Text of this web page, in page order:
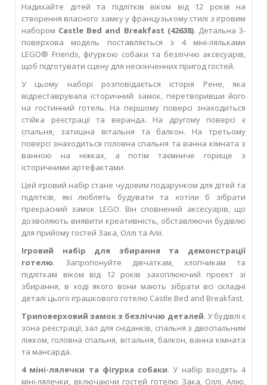
Надихайте дітей та підлітків віком від 12 років на
створення власного замку у французькому стилі з ігровим
набором Castle Bed and Breakfast (42638). Детальна 3-
поверхова модель поставляється з 4 міні-ляльками
LEGO® Friends, фігуркою собаки та безліччю аксесуарів,
щоб підготувати сцену для нескінченних пригод гостей.
У цьому наборі розповідається історія Рене, яка
відреставрувала історичний замок, перетворивши його
на гостинний готель. На першому поверсі знаходиться
стійка реєстрації та веранда. На другому поверсі є
спальня, затишна вітальня та балкон. На третьому
поверсі знаходиться головна спальня та ванна кімната з
ванною на ніжках, а потім таємниче горище з
історичними артефактами.
Цей ігровий набір стане чудовим подарунком для дітей та
підлітків, які люблять будувати та хотіли б зібрати
прекрасний замок LEGO. Він сповнений аксесуарів, що
дозволяють виявити креативність, обставляючи будівлю
для прийому гостей Зака, Оллі та Алії.
Ігровий набір для збирання та демонстрації
готелю. Запропонуйте дівчаткам, хлопчикам та
підліткам віком від 12 років захоплюючий проект зі
збирання, в ході якого вони мають зібрати всі складні
деталі цього іграшкового готелю Castle Bed and Breakfast.
Триповерховий замок з безліччю деталей. У будівлі є
зона реєстрації, зал для сніданків, спальня з двоспальним
ліжком, головна спальня, вітальня, балкон, ванна кімната
та мансарда.
4 міні-лялечки та фігурка собаки. У набір входять 4
міні-лялечки, включаючи гостей готелю Зака, Оллі, Алію,